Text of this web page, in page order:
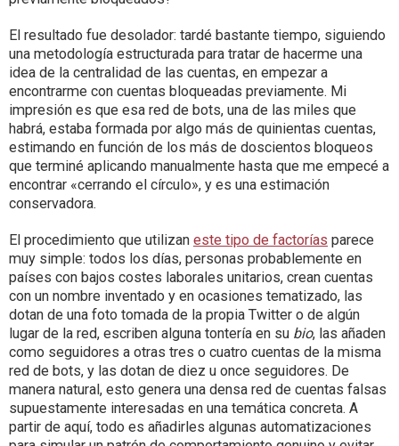
El resultado fue desolador: tardé bastante tiempo, siguiendo
una metodología estructurada para tratar de hacerme una
idea de la centralidad de las cuentas, en empezar a
encontrarme con cuentas bloqueadas previamente. Mi
impresión es que esa red de bots, una de las miles que
habrá, estaba formada por algo más de quinientas cuentas,
estimando en función de los más de doscientos bloqueos
que terminé aplicando manualmente hasta que me empecé a
encontrar «cerrando el círculo», y es una estimación
conservadora.
El procedimiento que utilizan este tipo de factorías parece
muy simple: todos los días, personas probablemente en
países con bajos costes laborales unitarios, crean cuentas
con un nombre inventado y en ocasiones tematizado, las
dotan de una foto tomada de la propia Twitter o de algún
lugar de la red, escriben alguna tontería en su bio, las añaden
como seguidores a otras tres o cuatro cuentas de la misma
red de bots, y las dotan de diez u once seguidores. De
manera natural, esto genera una densa red de cuentas falsas
supuestamente interesadas en una temática concreta. A
partir de aquí, todo es añadirles algunas automatizaciones